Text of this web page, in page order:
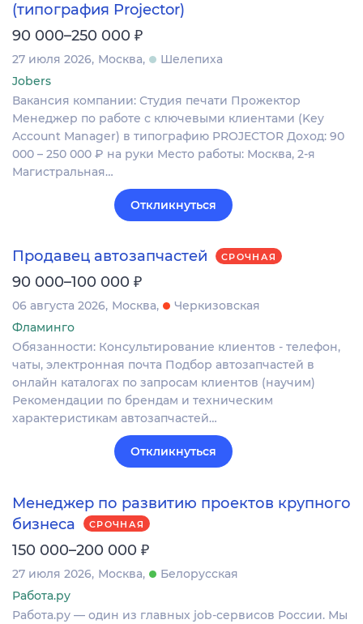
(типография Projector)
90 000–250 000 ₽
27 июля 2026 Москва
Шелепиха
Jobers
Вакансия компании: Студия печати Прожектор
Менеджер по работе с ключевыми клиентами (Key
Account Manager) в типографию PROJECTOR Доход: 90
000 – 250 000 ₽ на руки Место работы: Москва, 2-я
Магистральная…
Откликнуться
Продавец автозапчастей СРОЧНАЯ
90 000–100 000 ₽
06 августа 2026 Москва
Черкизовская
Фламинго
Обязанности: Консультирование клиентов - телефон,
чаты, электронная почта Подбор автозапчастей в
онлайн каталогах по запросам клиентов (научим)
Рекомендации по брендам и техническим
характеристикам автозапчастей…
Откликнуться
Менеджер по развитию проектов крупного
бизнеса
СРОЧНАЯ
150 000–200 000 ₽
27 июля 2026 Москва
Белорусская
Работа.ру
Работа.ру — один из главных job-сервисов России. Мы